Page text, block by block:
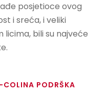
posjetioce ovog
i sreća, i veliki
licima, bili su najveće
PODRŠKA